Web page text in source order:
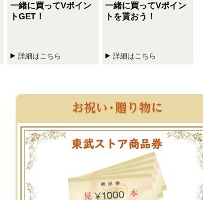
一緒に買ってVポイン
トGET！
詳細はこちら
一緒に買ってVポイン
トを貰おう！
詳細はこちら